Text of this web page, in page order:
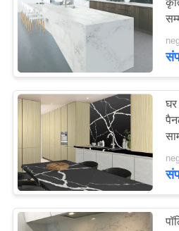
भ्रमण
गुणवत्ता
नियंत्रण
करें
समाचार
कृत्रिम
घर